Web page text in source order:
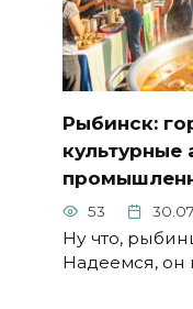
Рыбинск:
культурные
53
Ну что,
Надеемся, он